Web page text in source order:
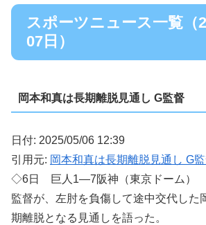
スポーツニュース一覧（
07日）
岡本和真は長期離脱見通し G監督
日付: 2025/05/06 12:39
引用元: 岡本和真は長期離脱見通し G
◇6日 巨人1―7阪神（東京ドーム）
監督が、左肘を負傷して途中交代した
期離脱となる見通しを語った。